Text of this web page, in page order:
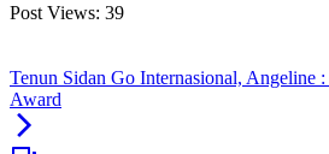
Post Views: 39
Tenun Sidan Go Internasional, Angeline
Award